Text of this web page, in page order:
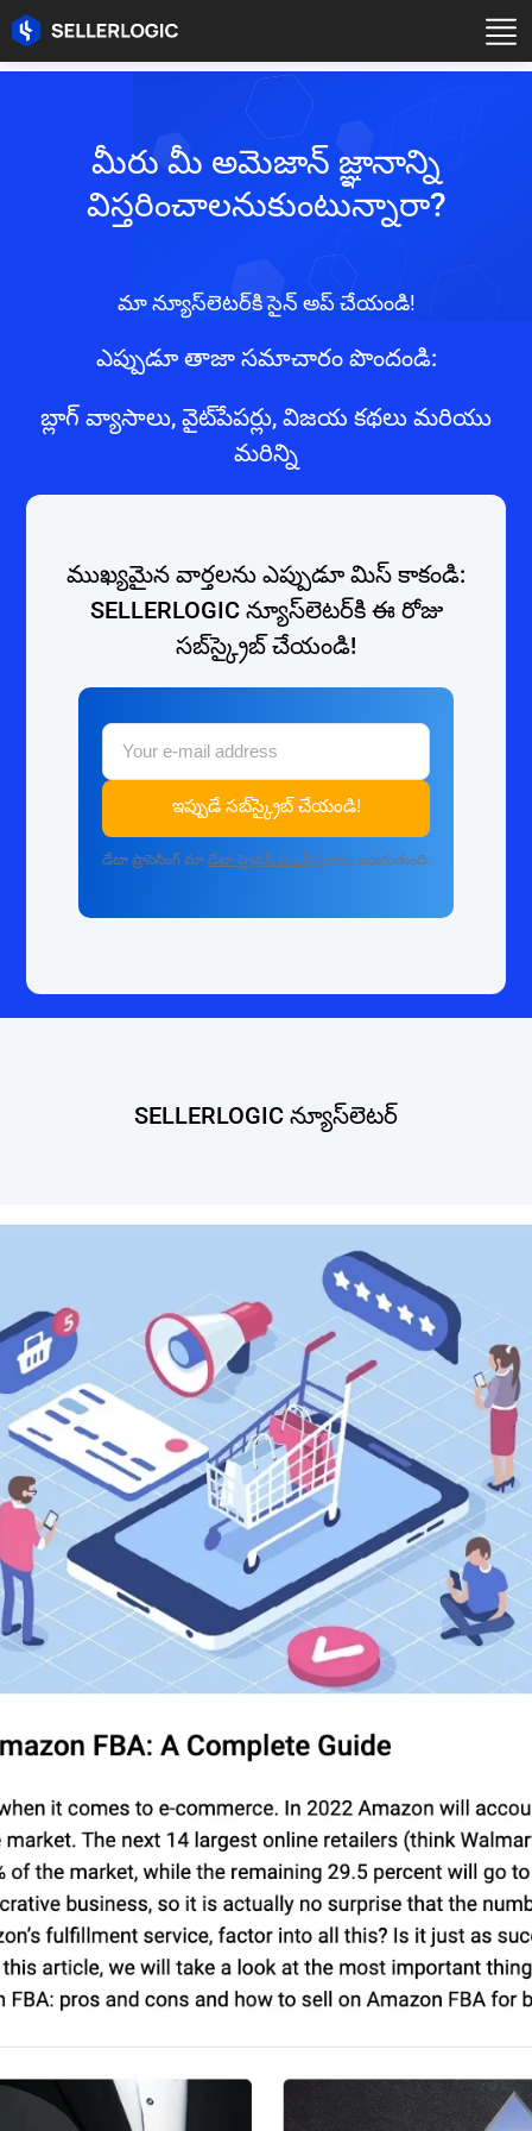
మీరు మీ అమెజాన్ జ్ఞానాన్ని
విస్తరించాలనుకుంటున్నారా?
మా న్యూస్‌లెటర్‌కి సైన్ అప్ చేయండి!
ఎప్పుడూ తాజా సమాచారం పొందండి:
బ్లాగ్ వ్యాసాలు, వైట్‌పేపర్లు, విజయ కథలు మరియు
మరిన్ని
ముఖ్యమైన వార్తలను ఎప్పుడూ మిస్ కాకండి:
SELLERLOGIC న్యూస్‌లెటర్‌కి ఈ రోజు
సబ్‌స్క్రైబ్ చేయండి!
ఇప్పుడే సబ్‌స్క్రైబ్ చేయండి!
డేటా ప్రాసెసింగ్ మా డేటా ప్రైవసీ పాలసీ ప్రకారం జరుగుతుంది.
SELLERLOGIC న్యూస్‌లెటర్